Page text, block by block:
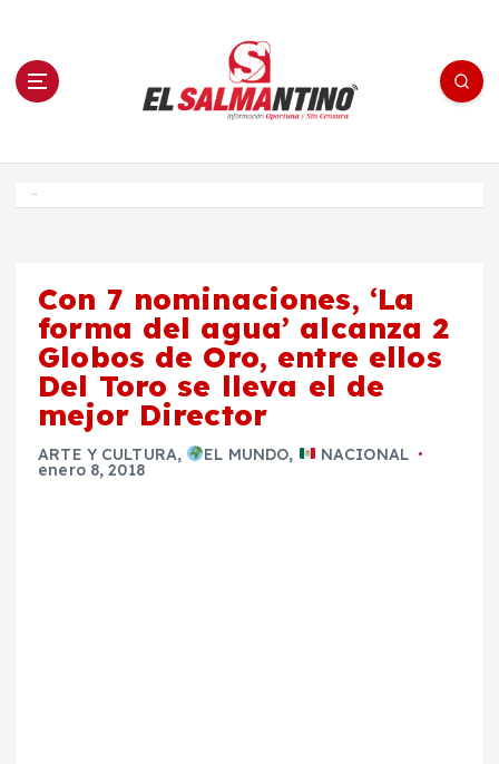
n El Salmantino - medios/noticias/editorial
Con 7 nominaciones, ‘La
forma del agua’ alcanza 2
Globos de Oro, entre ellos
Del Toro se lleva el de
mejor Director
ARTE Y CULTURA, EL MUNDO, NACIONAL
enero 8, 2018